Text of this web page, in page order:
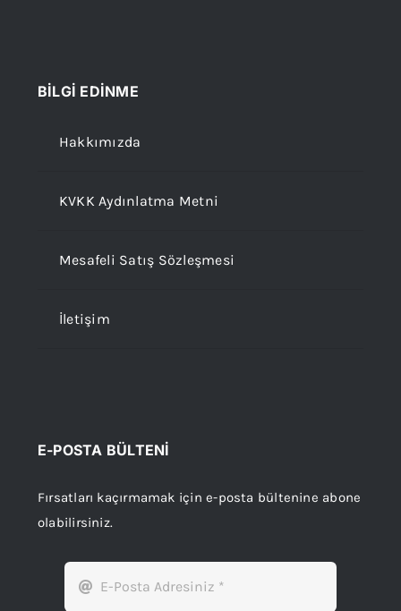
BİLGİ EDİNME
Hakkımızda
KVKK Aydınlatma Metni
Mesafeli Satış Sözleşmesi
İletişim
E-POSTA BÜLTENİ
Fırsatları kaçırmamak için e-posta bültenine abone
olabilirsiniz.